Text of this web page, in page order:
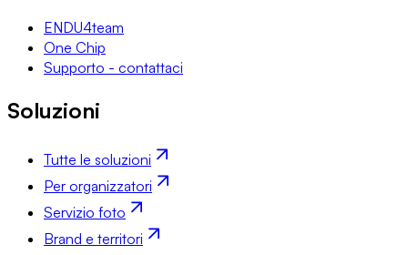
ENDU4team
One Chip
Supporto - contattaci
Soluzioni
Tutte le soluzioni
Per organizzatori
Servizio foto
Brand e territori